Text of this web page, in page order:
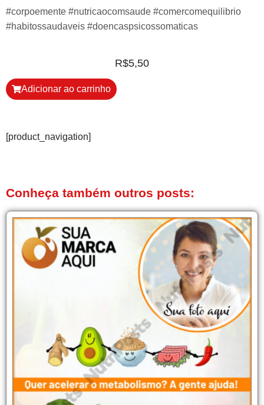
#corpoemente #nutricaocomsaude #comercomequilibrio
#habitossaudaveis #doencaspsicossomaticas
R$5,50
Adicionar ao carrinho
[product_navigation]
Conheça também outros posts: